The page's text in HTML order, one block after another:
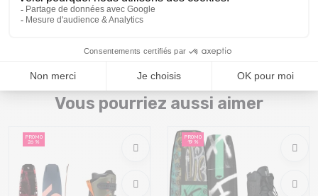
Prix et descriptifs sous réserve de disponibilité au magasin
Montaz , La Ravoire. Les tarifs du catalogue sont toutes taxes
Vous pourriez aussi aimer
PROMO
26 %
PROMO
19 %